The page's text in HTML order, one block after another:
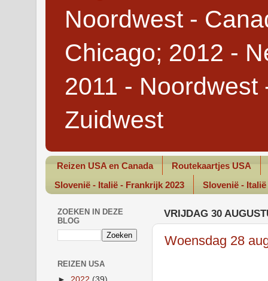
Noordwest -
Chicago; 2012 -
2011 - Noordwest
Zuidwest
Reizen USA en Canada
Routekaartjes USA
Slovenië - Italië - Frankrijk 2023
Slovenië -
VRIJDAG 30
Woensdag 28
ZOEKEN IN DEZE
BLOG
REIZEN USA